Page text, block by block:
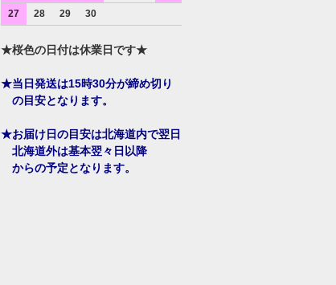
27
28 29 30
★桜色の日付は休業日です★
★当日発送は15時30分が締め切り
の目安となります。
★お届け日の目安は北海道内で翌日
北海道外は基本翌々日以降
からの予定となります。